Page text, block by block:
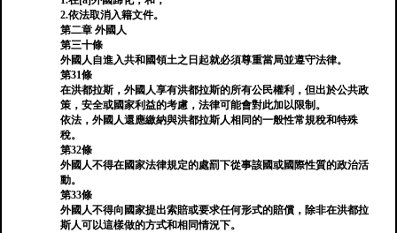
2.依法取消入籍文件。
第二章 外國人
第三十條
外國人自進入共和國領土之日起就必須尊重當局並遵守法律。
第31條
在洪都拉斯，外國人享有洪都拉斯的所有公民權利，但出於公共政
策，安全或國家利益的考慮，法律可能會對此加以限制。
依法，外國人還應繳納與洪都拉斯人相同的一般性常規稅和特殊
稅。
第32條
外國人不得在國家法律規定的處罰下從事該國或國際性質的政治活
動。
第33條
外國人不得向國家提出索賠或要求任何形式的賠償，除非在洪都拉
斯人可以這樣做的方式和相同情況下。